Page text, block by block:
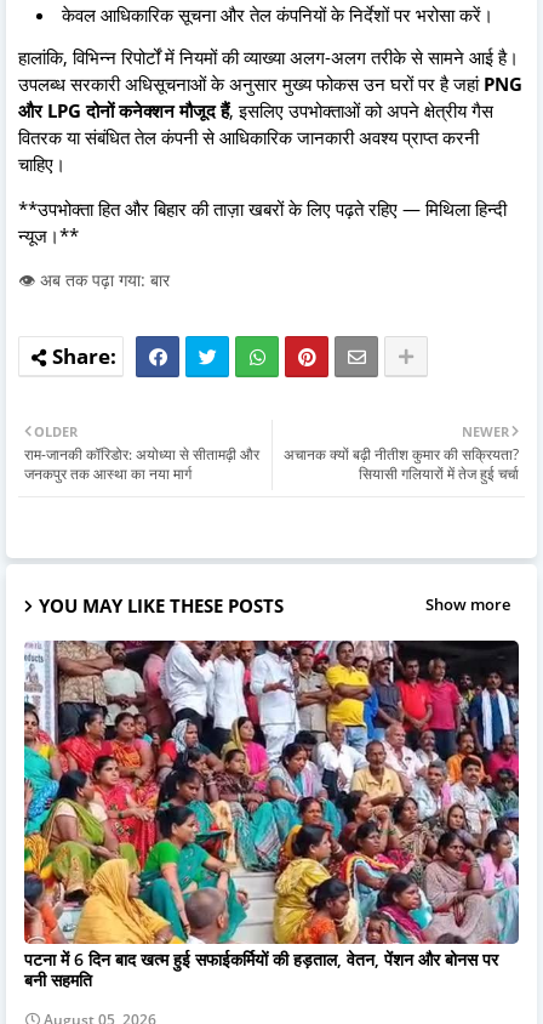
केवल आधिकारिक सूचना और तेल कंपनियों के निर्देशों पर भरोसा करें।
हालांकि, विभिन्न रिपोर्टों में नियमों की व्याख्या अलग-अलग तरीके से सामने आई है।
उपलब्ध सरकारी अधिसूचनाओं के अनुसार मुख्य फोकस उन घरों पर है जहां PNG
और LPG दोनों कनेक्शन मौजूद हैं, इसलिए उपभोक्ताओं को अपने क्षेत्रीय गैस
वितरक या संबंधित तेल कंपनी से आधिकारिक जानकारी अवश्य प्राप्त करनी
चाहिए।
**उपभोक्ता हित और बिहार की ताज़ा खबरों के लिए पढ़ते रहिए — मिथिला हिन्दी
न्यूज।**
👁️ अब तक पढ़ा गया: बार
NEWER
अचानक क्यों बढ़ी नीतीश कुमार की सक्रियता?
सियासी गलियारों में तेज हुई चर्चा
OLDER
राम-जानकी कॉरिडोर: अयोध्या से सीतामढ़ी और
जनकपुर तक आस्था का नया मार्ग
YOU MAY LIKE THESE POSTS Show more
पटना में 6 दिन बाद खत्म हुई सफाईकर्मियों की हड़ताल, वेतन, पेंशन और बोनस पर
बनी सहमति
August 05, 2026